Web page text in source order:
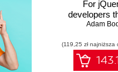
For
developers
ultimate
potential of
interfaces.
practical
Adam
(119,25 zł